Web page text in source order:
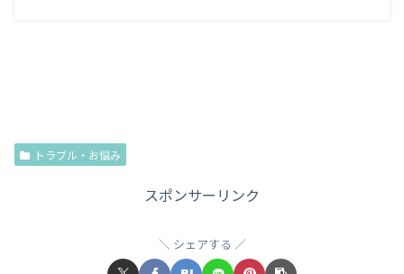
トラブル・お悩み
スポンサーリンク
シェアする